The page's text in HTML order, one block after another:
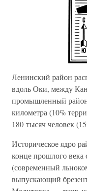
Ленинский район
вдоль Оки, между
промышленный
километра (10%
180 тысяч человек
Историческое ядро
конце прошлого века
(современный
выпускающий